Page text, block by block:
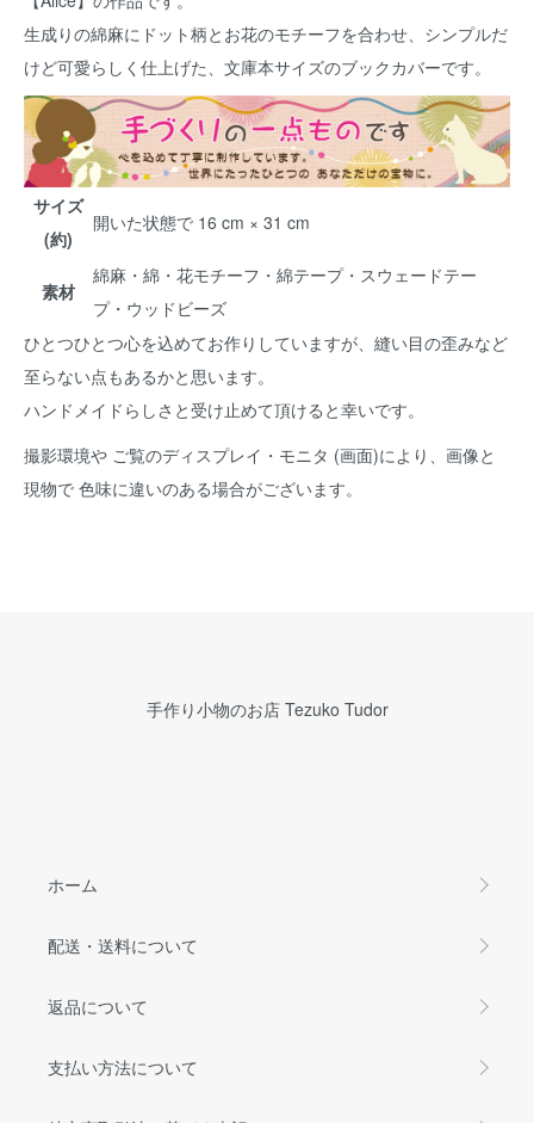
生成りの綿麻にドット柄とお花のモチーフを合わせ、シンプルだ
けど可愛らしく仕上げた、文庫本サイズのブックカバーです。
サイズ
(約)
開いた状態で 16 cm × 31 cm
素材
綿麻・綿・花モチーフ・綿テープ・スウェードテー
プ・ウッドビーズ
ひとつひとつ心を込めてお作りしていますが、縫い目の歪みなど
至らない点もあるかと思います。
ハンドメイドらしさと受け止めて頂けると幸いです。
撮影環境や ご覧のディスプレイ・モニタ (画面)により、画像と
現物で 色味に違いのある場合がございます。
手作り小物のお店 Tezuko Tudor
ホーム
配送・送料について
返品について
支払い方法について